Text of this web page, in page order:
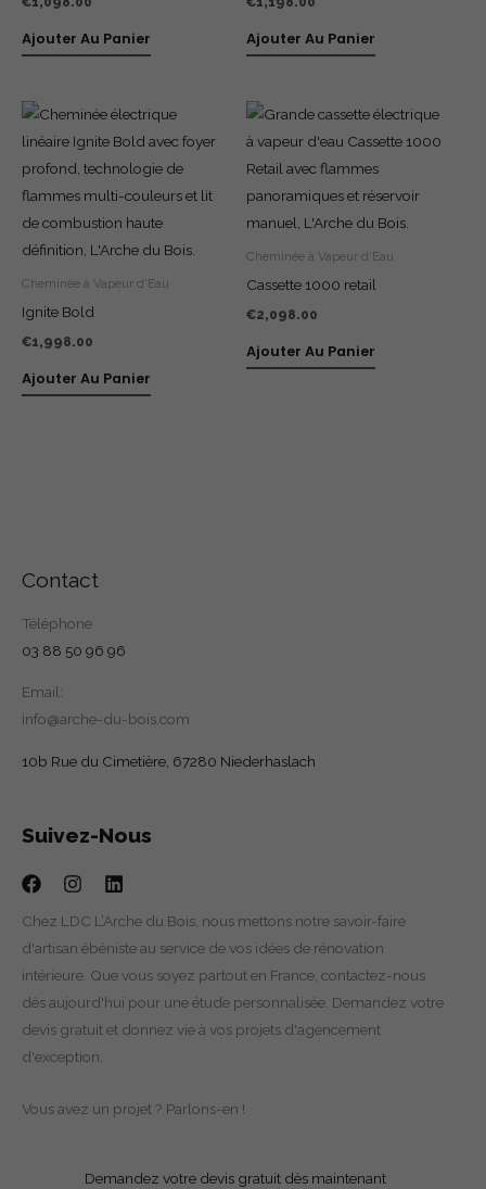
Ajouter Au Panier Ajouter Au Panier
Cheminée à Vapeur d'Eau
Ignite Bold
€1,998.00
Ajouter Au Panier
Cheminée à Vapeur d'Eau
Cassette 1000 retail
€2,098.00
Ajouter Au Panier
Contact
Téléphone
03 88 50 96 96
Email:
info@arche-du-bois.com
10b Rue du Cimetière, 67280 Niederhaslach
Suivez-Nous
Chez LDC L’Arche du Bois, nous mettons notre savoir-faire
d'artisan ébéniste au service de vos idées de rénovation
intérieure. Que vous soyez partout en France, contactez-nous
dès aujourd'hui pour une étude personnalisée. Demandez votre
devis gratuit et donnez vie à vos projets d'agencement
d'exception.
Vous avez un projet ? Parlons-en !
Demandez votre devis gratuit dès maintenant